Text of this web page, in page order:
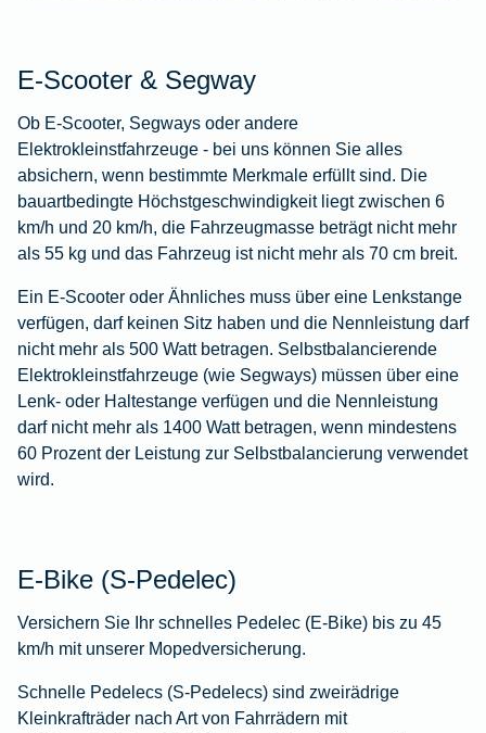
E-Scooter & Segway
Ob E-Scooter, Segways oder andere
Elektrokleinstfahrzeuge - bei uns können Sie alles
absichern, wenn bestimmte Merkmale erfüllt sind. Die
bauartbedingte Höchstgeschwindigkeit liegt zwischen 6
km/h und 20 km/h, die Fahrzeugmasse beträgt nicht mehr
als 55 kg und das Fahrzeug ist nicht mehr als 70 cm breit.
Ein E-Scooter oder Ähnliches muss über eine Lenkstange
verfügen, darf keinen Sitz haben und die Nennleistung darf
nicht mehr als 500 Watt betragen. Selbstbalancierende
Elektrokleinstfahrzeuge (wie Segways) müssen über eine
Lenk- oder Haltestange verfügen und die Nennleistung
darf nicht mehr als 1400 Watt betragen, wenn mindestens
60 Prozent der Leistung zur Selbstbalancierung verwendet
wird.
E-Bike (S-Pedelec)
Versichern Sie Ihr schnelles Pedelec (E-Bike) bis zu 45
km/h mit unserer Mopedversicherung.
Schnelle Pedelecs (S-Pedelecs) sind zweirädrige
Kleinkrafträder nach Art von Fahrrädern mit